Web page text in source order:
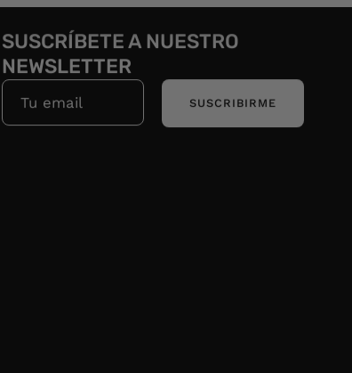
SUSCRÍBETE A NUESTRO
NEWSLETTER
SUSCRIBIRME